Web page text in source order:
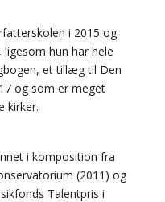
i 2015 og
hun har hele
et tillæg til Den
og som er meget
kirker.
i komposition fra
(2011) og
Talentpris i